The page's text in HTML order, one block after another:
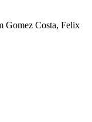
Gomez Costa, Felix